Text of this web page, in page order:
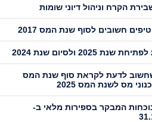
הקרח וניהול דיוני שומות
חשובים לסוף שנת המס 2017
שנת 2025 ולסיום שנת 2024
לדעת לקראת סוף שנת המס
המבקר בספירות מלאי ב-